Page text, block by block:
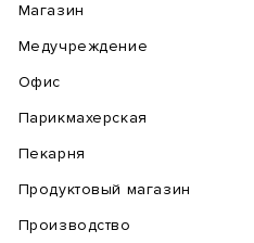
Магазин
Медучреждение
Офис
Парикмахерская
Пекарня
Продуктовый магазин
Производство